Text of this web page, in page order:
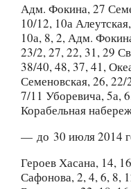
Адм. Фокина, 27
10/12, 10а
10а, 8, 2, Адм.
23/2, 27, 22, 31, 29
38/40, 48, 37, 41,
Семеновская, 26,
7/11 Уборевича, 5а,
Корабельная
— до 30 июля 2014
Героев Хасана, 14,
Сафонова, 2, 4, 6, 8,